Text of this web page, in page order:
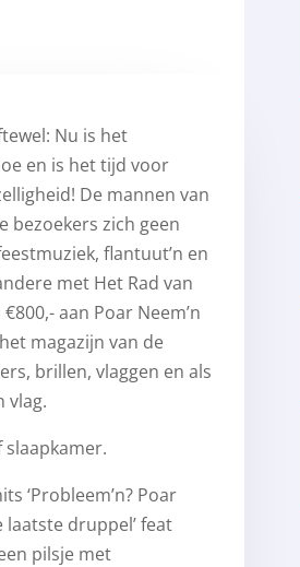
Nu is het
en is het tijd voor
De mannen van
bezoekers zich geen
flantuut’n en
met Het Rad van
aan Poar Neem’n
magazijn van de
brillen, vlaggen en als
vlag.
slaapkamer.
‘Probleem’n? Poar
laatste druppel’ feat
pilsje met